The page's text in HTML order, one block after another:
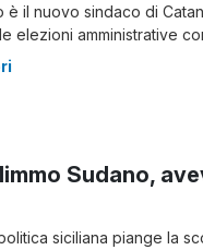
è il nuovo sindaco di
elezioni amministrative
si è recato
degli Elefanti per
Sudano,
siciliana piange la